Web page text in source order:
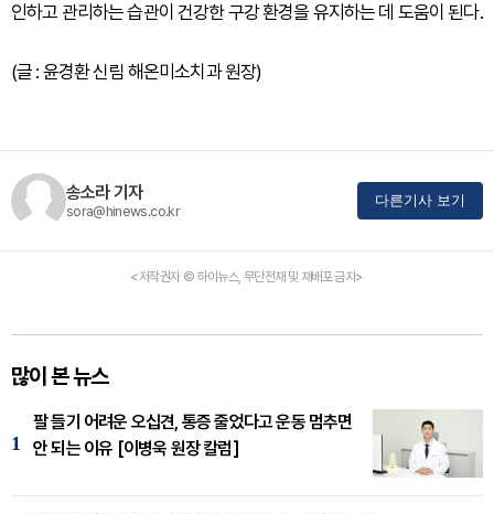
인하고 관리하는 습관이 건강한 구강 환경을 유지하는 데 도움이 된다.
(글 : 윤경환 신림 해온미소치과 원장)
송소라 기자
sora@hinews.co.kr
다른기사 보기
<저작권자 © 하이뉴스, 무단전재 및 재배포 금지>
많이 본 뉴스
1
팔 들기 어려운 오십견, 통증 줄었다고 운동 멈추면
안 되는 이유 [이병욱 원장 칼럼]